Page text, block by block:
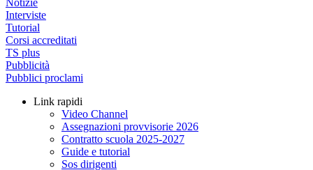
Notizie
Interviste
Tutorial
Corsi accreditati
TS plus
Pubblicità
Pubblici proclami
Link rapidi
Video Channel
Assegnazioni provvisorie 2026
Contratto scuola 2025-2027
Guide e tutorial
Sos dirigenti